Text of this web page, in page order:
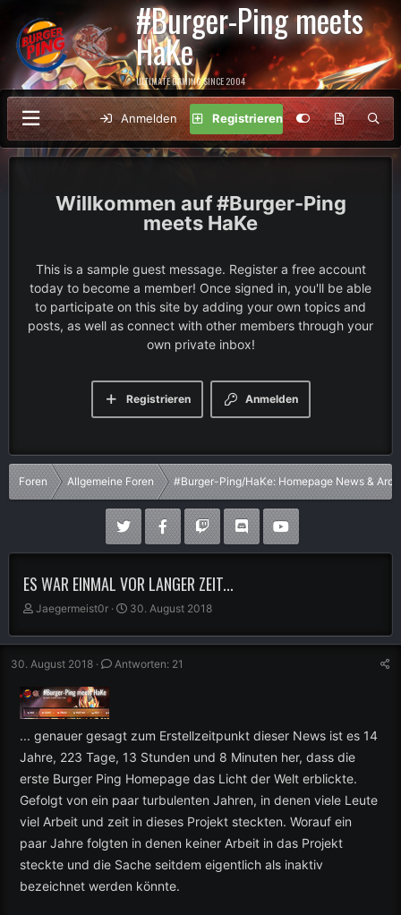
#Burger-Ping meets
HaKe
ULTIMATE GAMING SINCE 2004
Anmelden Registrieren
#Burger-Ping
meets HaKe
This is a sample guest message. Register a free account
today to become a member! Once signed in, you'll be able
to participate on this site by adding your own topics and
posts, as well as connect with other members through your
own private inbox!
Anmelden
Registrieren
Foren Allgemeine Foren #Burger-Ping/HaKe: Homepage News &
ES WAR EINMAL VOR LANGER ZEIT...
E
s
e
l
l
e
r
Jaegermeist0r
E
s
e
a
m
30. August 2018
30. August 2018 Antworten: 21
... genauer gesagt zum Erstellzeitpunkt dieser News ist es 14
Jahre, 223 Tage, 13 Stunden und 8 Minuten her, dass die
erste Burger Ping Homepage das Licht der Welt erblickte.
Gefolgt von ein paar turbulenten Jahren, in denen viele Leute
viel Arbeit und zeit in dieses Projekt steckten. Worauf ein
paar Jahre folgten in denen keiner Arbeit in das Projekt
steckte und die Sache seitdem eigentlich als inaktiv
bezeichnet werden könnte.